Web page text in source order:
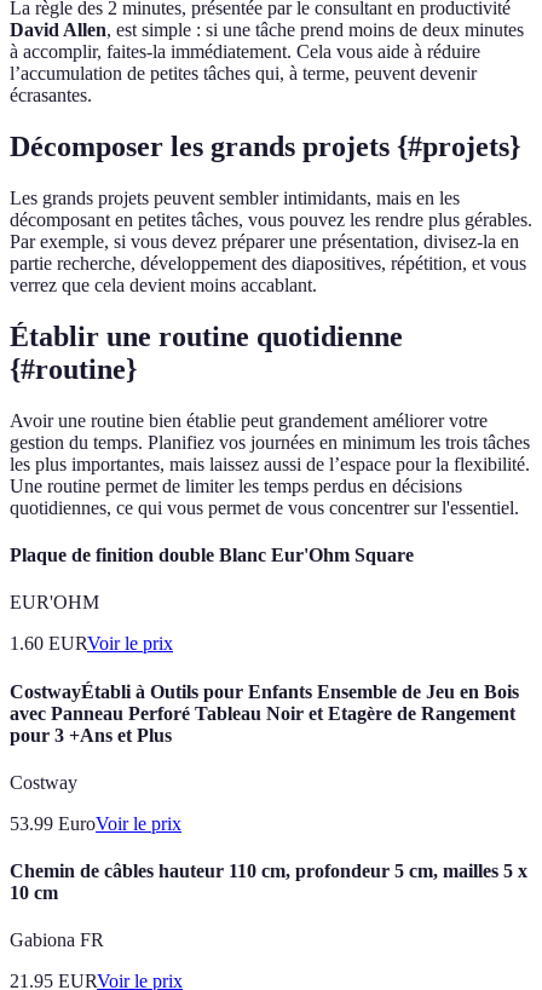
La règle des 2 minutes, présentée par le consultant en productivité
David Allen, est simple : si une tâche prend moins de deux minutes
à accomplir, faites-la immédiatement. Cela vous aide à réduire
l’accumulation de petites tâches qui, à terme, peuvent devenir
écrasantes.
Décomposer les grands projets {#projets}
Les grands projets peuvent sembler intimidants, mais en les
décomposant en petites tâches, vous pouvez les rendre plus gérables.
Par exemple, si vous devez préparer une présentation, divisez-la en
partie recherche, développement des diapositives, répétition, et vous
verrez que cela devient moins accablant.
Établir une routine quotidienne
{#routine}
Avoir une routine bien établie peut grandement améliorer votre
gestion du temps. Planifiez vos journées en minimum les trois tâches
les plus importantes, mais laissez aussi de l’espace pour la flexibilité.
Une routine permet de limiter les temps perdus en décisions
quotidiennes, ce qui vous permet de vous concentrer sur l'essentiel.
Plaque de finition double Blanc Eur'Ohm Square
EUR'OHM
1.60 EURVoir le prix
CostwayÉtabli à Outils pour Enfants Ensemble de Jeu en Bois
avec Panneau Perforé Tableau Noir et Etagère de Rangement
pour 3 +Ans et Plus
Costway
53.99 EuroVoir le prix
Chemin de câbles hauteur 110 cm, profondeur 5 cm, mailles 5 x
10 cm
Gabiona FR
21.95 EURVoir le prix